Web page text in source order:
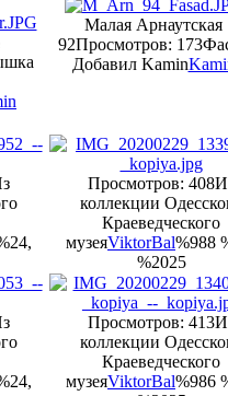
Малая Арнаутская
92Просмотров: 173
Добавил Kamin
Просмотров: 408
коллекции
Краеведческого
музеяViktorBal%988
%2025
Просмотров: 413
коллекции
Краеведческого
музеяViktorBal%986